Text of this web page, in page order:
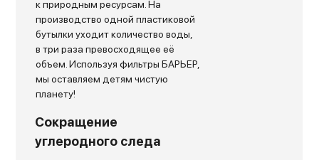
к природным ресурсам. На
производство одной пластиковой
бутылки уходит количество воды,
в три раза превосходящее её
объем. Используя фильтры БАРЬЕР,
мы оставляем детям чистую
планету!
Сокращение
углеродного следа